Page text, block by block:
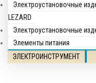
Электроустановочные
LEZARD
Электроустановочные
Элементы питания
ЭЛЕКТРОИНСТРУМЕНТ